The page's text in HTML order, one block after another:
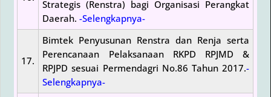
Strategis (Renstra) bagi Organisasi Perangkat
Daerah.-Selengkapnya-
17.
Bimtek Penyusunan Renstra dan Renja serta
Perencanaan Pelaksanaan RKPD RPJMD &
RPJPD sesuai Permendagri No.86 Tahun 2017.-
Selengkapnya-